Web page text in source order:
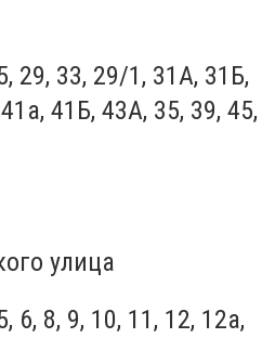
29, 33, 29/1, 31А, 31Б,
41Б, 43А, 35, 39, 45,
улица
6, 8, 9, 10, 11, 12, 12а,